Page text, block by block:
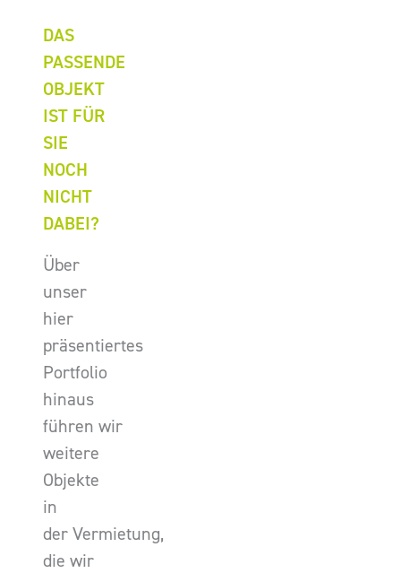
DAS
PASSENDE
OBJEKT
IST FÜR
SIE
NOCH
NICHT
DABEI?
Über
unser
hier
präsentiertes
Portfolio
hinaus
führen wir
weitere
Objekte
in
der Vermietung,
die wir